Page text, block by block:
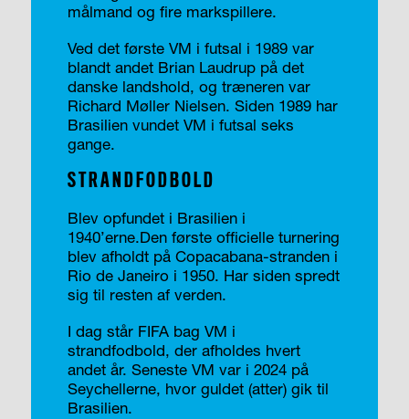
målmand og fire markspillere.
Ved det første VM i futsal i 1989 var
blandt andet Brian Laudrup på det
danske landshold, og træneren var
Richard Møller Nielsen. Siden 1989 har
Brasilien vundet VM i futsal seks
gange.
STRANDFODBOLD
Blev opfundet i Brasilien i
1940’erne.Den første officielle turnering
blev afholdt på Copacabana-stranden i
Rio de Janeiro i 1950. Har siden spredt
sig til resten af verden.
I dag står FIFA bag VM i
strandfodbold, der afholdes hvert
andet år. Seneste VM var i 2024 på
Seychellerne, hvor guldet (atter) gik til
Brasilien.